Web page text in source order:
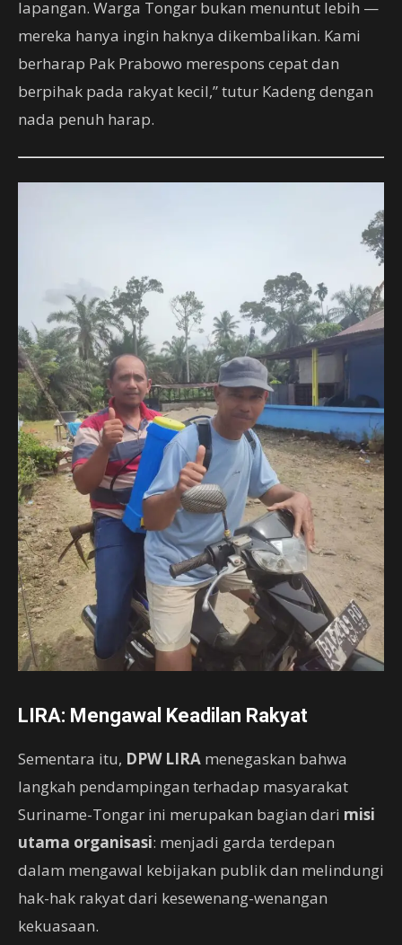
lapangan. Warga Tongar bukan menuntut lebih —
mereka hanya ingin haknya dikembalikan. Kami
berharap Pak Prabowo merespons cepat dan
berpihak pada rakyat kecil,” tutur Kadeng dengan
nada penuh harap.
LIRA: Mengawal Keadilan Rakyat
Sementara itu, DPW LIRA menegaskan bahwa
langkah pendampingan terhadap masyarakat
Suriname-Tongar ini merupakan bagian dari misi
utama organisasi: menjadi garda terdepan
dalam mengawal kebijakan publik dan melindungi
hak-hak rakyat dari kesewenang-wenangan
kekuasaan.